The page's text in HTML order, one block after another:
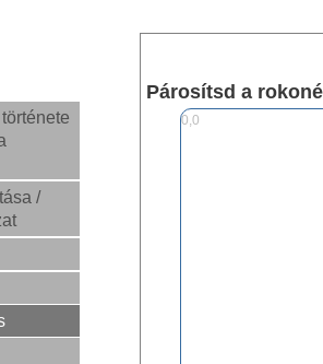
/
Párosítsd a
0,0